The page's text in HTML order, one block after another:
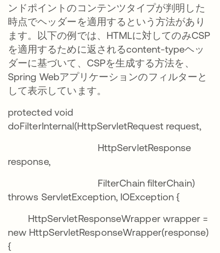
ンドポイントのコンテンツタイプが判明した
時点でヘッダーを適用するという方法があり
ます。以下の例では、HTMLに対してのみCSP
を適用するために返されるcontent-typeヘッ
ダーに基づいて、CSPを生成する方法を、
Spring Webアプリケーションのフィルターと
して表示しています。
protected void
doFilterInternal(HttpServletRequest request,
HttpServletResponse
response,
FilterChain filterChain)
throws ServletException, IOException {
HttpServletResponseWrapper wrapper =
new HttpServletResponseWrapper(response)
{